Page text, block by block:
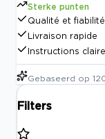
Sterke punten
Qualité et fiabilité
Livraison rapide
Instructions
Gebaseerd op
Filters